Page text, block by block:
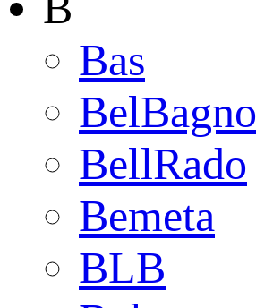
Bas
BelBagno
BellRado
Bemeta
BLB